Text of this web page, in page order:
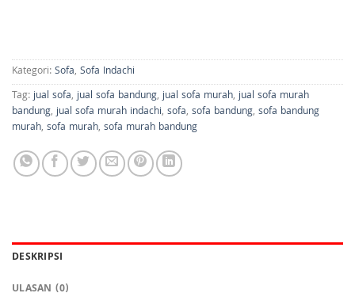
Kategori:Sofa, Sofa Indachi
Tag:jual sofa,jual sofa bandung,jual sofa murah,jual sofa murah
bandung,jual sofa murah indachi, sofa, sofa bandung, sofa bandung
murah, sofa murah, sofa murah bandung
DESKRIPSI